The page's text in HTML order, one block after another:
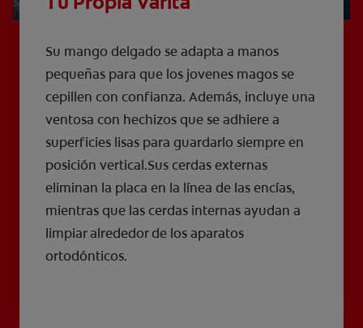
Su mango delgado se adapta a manos
pequeñas para que los jovenes magos se
cepillen con confianza. Además, incluye una
ventosa con hechizos que se adhiere a
superficies lisas para guardarlo siempre en
posición vertical.Sus cerdas externas
eliminan la placa en la línea de las encías,
mientras que las cerdas internas ayudan a
limpiar alrededor de los aparatos
ortodónticos.